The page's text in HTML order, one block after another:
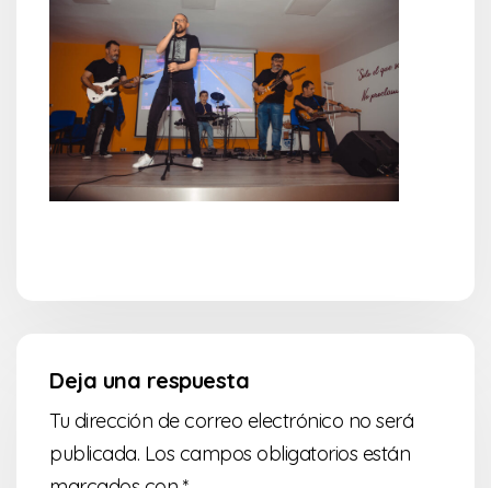
Deja una respuesta
Tu dirección de correo electrónico no será
publicada. Los campos obligatorios están